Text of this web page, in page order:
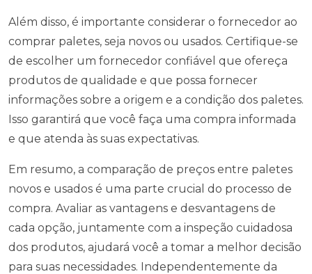
Além disso, é importante considerar o fornecedor ao
comprar paletes, seja novos ou usados. Certifique-se
de escolher um fornecedor confiável que ofereça
produtos de qualidade e que possa fornecer
informações sobre a origem e a condição dos paletes.
Isso garantirá que você faça uma compra informada
e que atenda às suas expectativas.
Em resumo, a comparação de preços entre paletes
novos e usados é uma parte crucial do processo de
compra. Avaliar as vantagens e desvantagens de
cada opção, juntamente com a inspeção cuidadosa
dos produtos, ajudará você a tomar a melhor decisão
para suas necessidades. Independentemente da